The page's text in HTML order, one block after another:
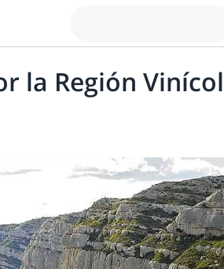
la Región